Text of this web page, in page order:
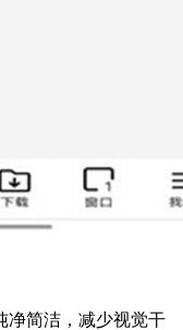
简洁，减少视觉干